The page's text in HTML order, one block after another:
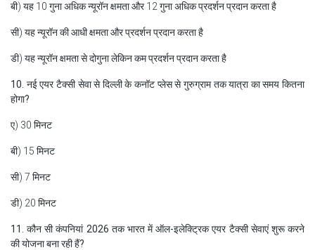
बी) यह 10 गुना अधिक न्यूरॉन क्षमता और 12 गुना अधिक प्रदर्शन प्रदान करता है
सी) यह न्यूरॉन की आधी क्षमता और प्रदर्शन प्रदान करता है
डी) यह न्यूरॉन क्षमता से दोगुना लेकिन कम प्रदर्शन प्रदान करता है
10. नई एयर टैक्सी सेवा से दिल्ली के कनॉट प्लेस से गुरुग्राम तक यात्रा का समय कितना
होगा?
ए) 30 मिनट
बी) 15 मिनट
सी) 7 मिनट
डी) 20 मिनट
11. कौन सी कंपनियां 2026 तक भारत में ऑल-इलेक्ट्रिक एयर टैक्सी सेवाएं शुरू करने
की योजना बना रही हैं?